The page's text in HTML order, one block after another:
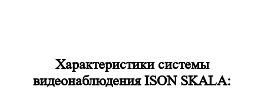
Характеристики системы
видеонаблюдения ISON SKALA: